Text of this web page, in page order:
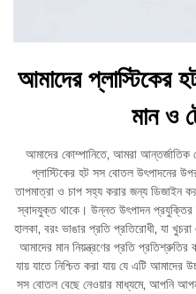
আমাদের প্লাস্টিকের
মান ও
আমাদের কোম্পানিতে, আমরা আন্তর্জাতিক
প্লাস্টিকের হট সস বোতল উৎপাদনের
তাপমাত্রা ও চাপ সহ্য করার জন্য ডিজাইন
স্বাদযুক্ত থাকে। উন্নত উৎপাদন প্রযুক্তির
হালকা, বরং ভাঙার প্রতি প্রতিরোধী, যা
আমাদের মান নিয়ন্ত্রণের প্রতি প্রতিশ্রুতির
যায় যাতে নিশ্চিত করা যায় যে এটি
সস বোতল বেছে নেওয়ার মাধ্যমে, আপনি